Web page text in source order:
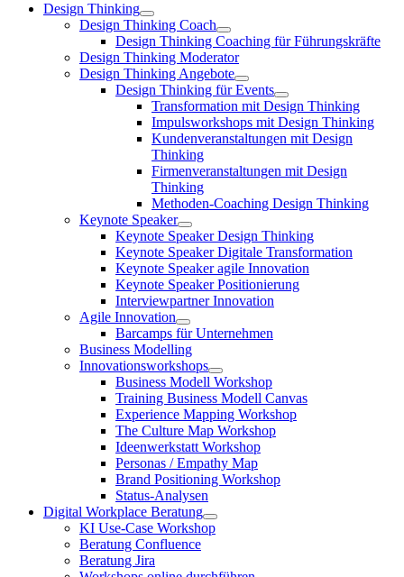
Design Thinking
Design Thinking Coach
Design Thinking Coaching für Führungskräfte
Design Thinking Moderator
Design Thinking Angebote
Design Thinking für Events
Transformation mit Design Thinking
Impulsworkshops mit Design Thinking
Kundenveranstaltungen mit Design
Thinking
Firmenveranstaltungen mit Design
Thinking
Methoden-Coaching Design Thinking
Keynote Speaker
Keynote Speaker Design Thinking
Keynote Speaker Digitale Transformation
Keynote Speaker agile Innovation
Keynote Speaker Positionierung
Interviewpartner Innovation
Agile Innovation
Barcamps für Unternehmen
Business Modelling
Innovationsworkshops
Business Modell Workshop
Training Business Modell Canvas
Experience Mapping Workshop
The Culture Map Workshop
Ideenwerkstatt Workshop
Personas / Empathy Map
Brand Positioning Workshop
Status-Analysen
Digital Workplace Beratung
KI Use-Case Workshop
Beratung Confluence
Beratung Jira